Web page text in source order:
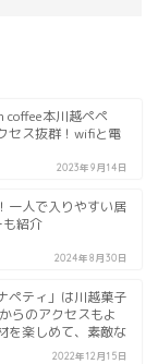
coffee本川越ペペ
セス抜群！wifiと電
2023年9月14日
一人で入りやすい居
紹介
2024年8月30日
ペティ」は川越菓子
らのアクセスもよ
を楽しめて、素敵な
2022年12月15日